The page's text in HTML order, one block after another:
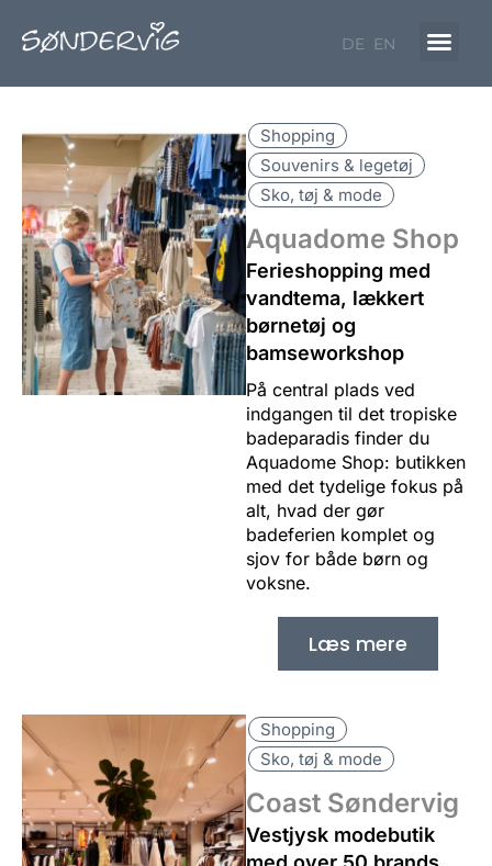
DE EN
Shopping
Souvenirs & legetøj
Sko, tøj & mode
Aquadome Shop
Ferieshopping med
vandtema, lækkert
børnetøj og
bamseworkshop
På central plads ved
indgangen til det tropiske
badeparadis finder du
Aquadome Shop: butikken
med det tydelige fokus på
alt, hvad der gør
badeferien komplet og
sjov for både børn og
voksne.
Læs mere
Shopping
Sko, tøj & mode
Coast Søndervig
Vestjysk modebutik